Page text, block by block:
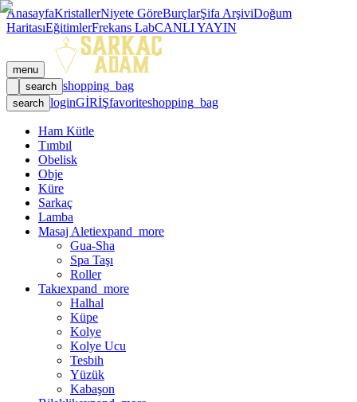
AnasayfaKristallerNiyete GöreBurçlarŞifa ArşiviDoğum
HaritasıEğitimlerFrekans LabCANLI YAYIN
menu
search shopping_bag
search loginGİRİŞfavoriteshopping_bag
Ham Kütle
Tımbıl
Obelisk
Obje
Küre
Sarkaç
Lamba
Masaj Aletiexpand_more
Gua-Sha
Spa Taşı
Roller
Takıexpand_more
Halhal
Küpe
Kolye
Kolye Ucu
Tesbih
Yüzük
Kabaşon